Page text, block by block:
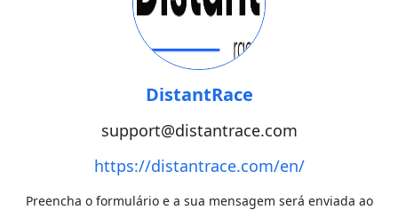
DistantRace
support@distantrace.com
https://distantrace.com/en/
Preencha o formulário e a sua mensagem será enviada ao